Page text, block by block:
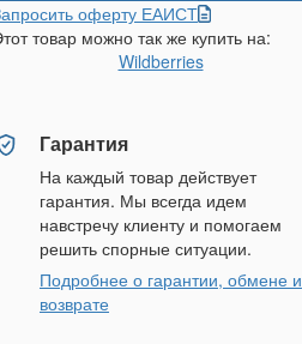
оферту ЕАИСТ
товар можно так же купить на:
Wildberries
Гарантия
На каждый товар действует
гарантия. Мы всегда идем
навстречу клиенту и помогаем
решить спорные ситуации.
Подробнее о гарантии, обмене и
возврате